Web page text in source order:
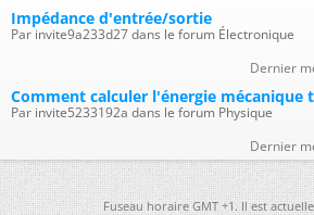
Impédance d'entrée/sortie
Par invite9a233d27 dans le forum Électronique
Dernier
Comment calculer l'énergie mécanique
Par invite5233192a dans le forum Physique
Dernier
Fuseau horaire GMT +1. Il est